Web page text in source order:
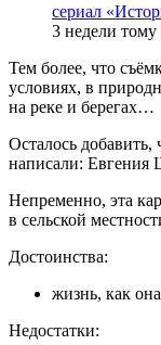
сериал
3 недели тому
Тем более, что
условиях, в
на реке и берегах…
Осталось добавить,
написали: Евгения
Непременно, эта
в сельской
Достоинства:
жизнь, как
Недостатки: